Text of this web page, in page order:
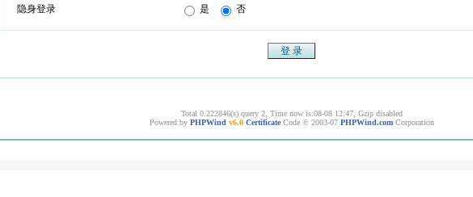
隐身登录 是 否
Total 0.222846(s) query 2, Time now is:08-08 12:47, Gzip disabled
Powered by PHPWind v6.0 Certificate Code © 2003-07 PHPWind.com Corporation